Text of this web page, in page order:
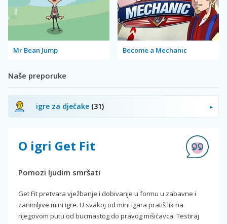
Mr Bean Jump Become a Mechanic
Naše preporuke
igre za dječake (31)
O igri Get Fit
Pomozi ljudim smršati
Get Fit pretvara vježbanje i dobivanje u formu u zabavne i
zanimljive mini igre. U svakoj od mini igara pratiš lik na
njegovom putu od bucmastog do pravog mišićavca. Testiraj